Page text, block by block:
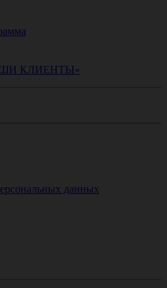
КЛИЕНТЫ»
данных